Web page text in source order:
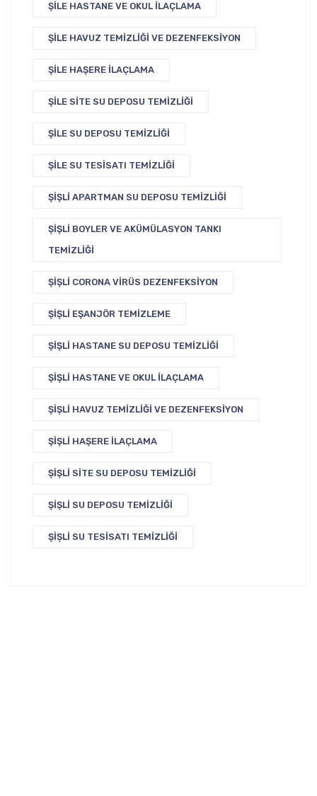
ŞILE HASTANE VE OKUL İLAÇLAMA
ŞILE HAVUZ TEMIZLIĞI VE DEZENFEKSIYON
ŞILE HAŞERE İLAÇLAMA
ŞILE SITE SU DEPOSU TEMIZLIĞI
ŞILE SU DEPOSU TEMIZLIĞI
ŞILE SU TESISATI TEMIZLIĞI
ŞIŞLI APARTMAN SU DEPOSU TEMIZLIĞI
ŞIŞLI BOYLER VE AKÜMÜLASYON TANKI
TEMIZLIĞI
ŞIŞLI CORONA VIRÜS DEZENFEKSIYON
ŞIŞLI EŞANJÖR TEMIZLEME
ŞIŞLI HASTANE SU DEPOSU TEMIZLIĞI
ŞIŞLI HASTANE VE OKUL İLAÇLAMA
ŞIŞLI HAVUZ TEMIZLIĞI VE DEZENFEKSIYON
ŞIŞLI HAŞERE İLAÇLAMA
ŞIŞLI SITE SU DEPOSU TEMIZLIĞI
ŞIŞLI SU DEPOSU TEMIZLIĞI
ŞIŞLI SU TESISATI TEMIZLIĞI